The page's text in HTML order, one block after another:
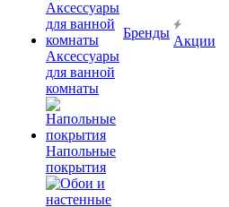
Аксессуары
для ванной
комнаты
Напольные
покрытия
Бренды
Акции